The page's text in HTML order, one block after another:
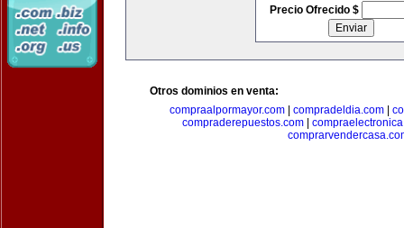
Precio Ofrecido $
Otros dominios en venta:
compraalpormayor.com| compradeldia.com|
compraderepuestos.com|